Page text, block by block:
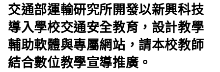
交通部運輸研究所開發以新興科技
導入學校交通安全教育，設計教學
輔助軟體與專屬網站，請本校教師
結合數位教學宣導推廣。